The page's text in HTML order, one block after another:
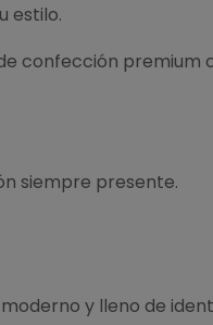
estilo.
confección
siempre presente.
y lleno de